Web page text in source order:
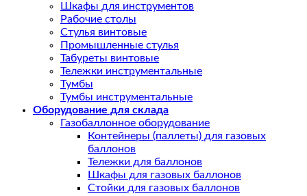
Шкафы для инструментов
Рабочие столы
Стулья винтовые
Промышленные стулья
Табуреты винтовые
Тележки инструментальные
Тумбы
Тумбы инструментальные
Оборудование для склада
Газобаллонное оборудование
Контейнеры (паллеты) для газовых
баллонов
Тележки для баллонов
Шкафы для газовых баллонов
Стойки для газовых баллонов